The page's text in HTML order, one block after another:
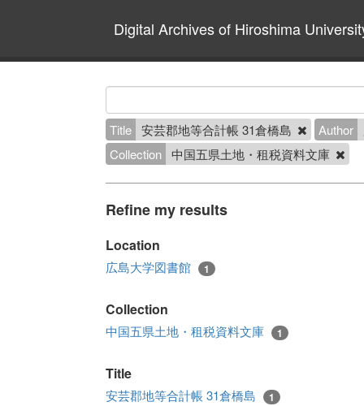
Digital Archives of Hiroshima
Title 安芸郡地等合計帳 31倉橋島 Author
Collection 中国五県土地・租税資料文庫
Refine my results
Location
広島大学図書館 1
Collection
中国五県土地・租税資料文庫 1
Title
安芸郡地等合計帳 31倉橋島 1